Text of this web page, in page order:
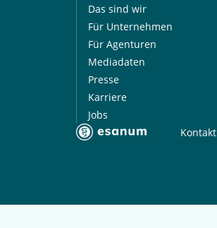
Das sind wir
Für Unternehmen
Für Agenturen
Mediadaten
Presse
Karriere
Jobs
Kontakt